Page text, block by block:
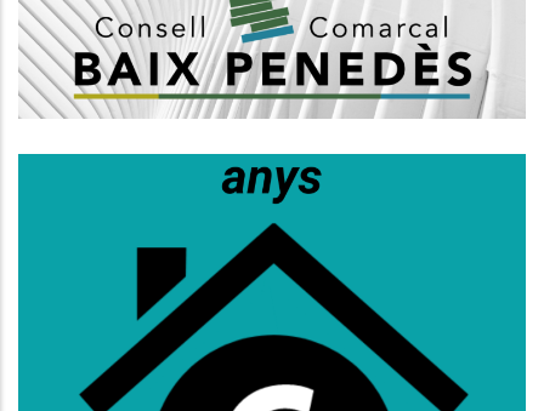
Altres
S’obre La Convocatòria D’ajuts Al
Lloguer Per A Persones De 36 A 64
Anys
Habitatge